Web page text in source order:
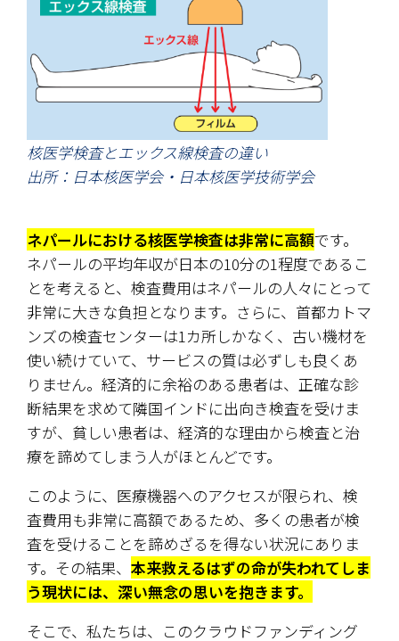
核医学検査とエックス線検査の違い
出所：日本核医学会・日本核医学技術学会
ネパールにおける核医学検査は非常に高額です。
ネパールの平均年収が日本の10分の1程度であるこ
とを考えると、検査費用はネパールの人々にとって
非常に大きな負担となります。さらに、首都カトマ
ンズの検査センターは1カ所しかなく、古い機材を
使い続けていて、サービスの質は必ずしも良くあ
りません。経済的に余裕のある患者は、正確な診
断結果を求めて隣国インドに出向き検査を受けま
すが、貧しい患者は、経済的な理由から検査と治
療を諦めてしまう人がほとんどです。
このように、医療機器へのアクセスが限られ、検
査費用も非常に高額であるため、多くの患者が検
査を受けることを諦めざるを得ない状況にありま
す。その結果、 本来救えるはずの命が失われてしま
う現状には、深い無念の思いを抱きます。
そこで、私たちは、このクラウドファンディング